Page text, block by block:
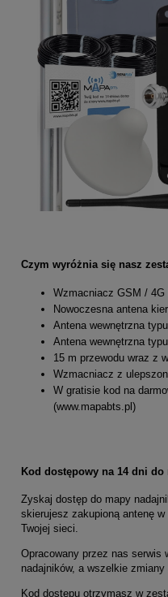
Czym wyróżnia się nasz
Wzmacniacz GSM / 4G
Nowoczesna antena
Antena wewnętrzna
Antena wewnętrzna
15 m przewodu wraz z
Wzmacniacz z
W gratisie kod na
(www.mapabts.pl)
Kod dostępowy na 14 dni
Zyskaj dostęp do mapy
skierujesz zakupioną antenę
Twojej sieci.
Opracowany przez nas serwis
nadajników, a wszelkie
Kod dostępu otrzymasz w